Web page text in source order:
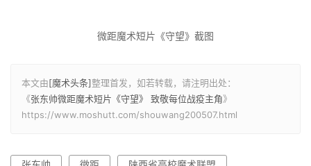
微距魔术短片《守望》截图
本文由[魔术头条]整理首发，如若转载，请注明出处：
《张东帅微距魔术短片《守望》 致敬每位战疫主角》
https://www.moshutt.com/shouwang200507.html